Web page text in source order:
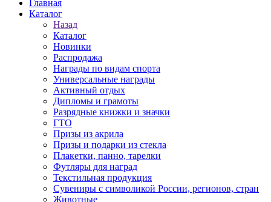
Главная
Каталог
Назад
Каталог
Новинки
Распродажа
Награды по видам спорта
Универсальные награды
Активный отдых
Дипломы и грамоты
Разрядные книжки и значки
ГТО
Призы из акрила
Призы и подарки из стекла
Плакетки, панно, тарелки
Футляры для наград
Текстильная продукция
Сувениры с символикой России, регионов, стран
Животные